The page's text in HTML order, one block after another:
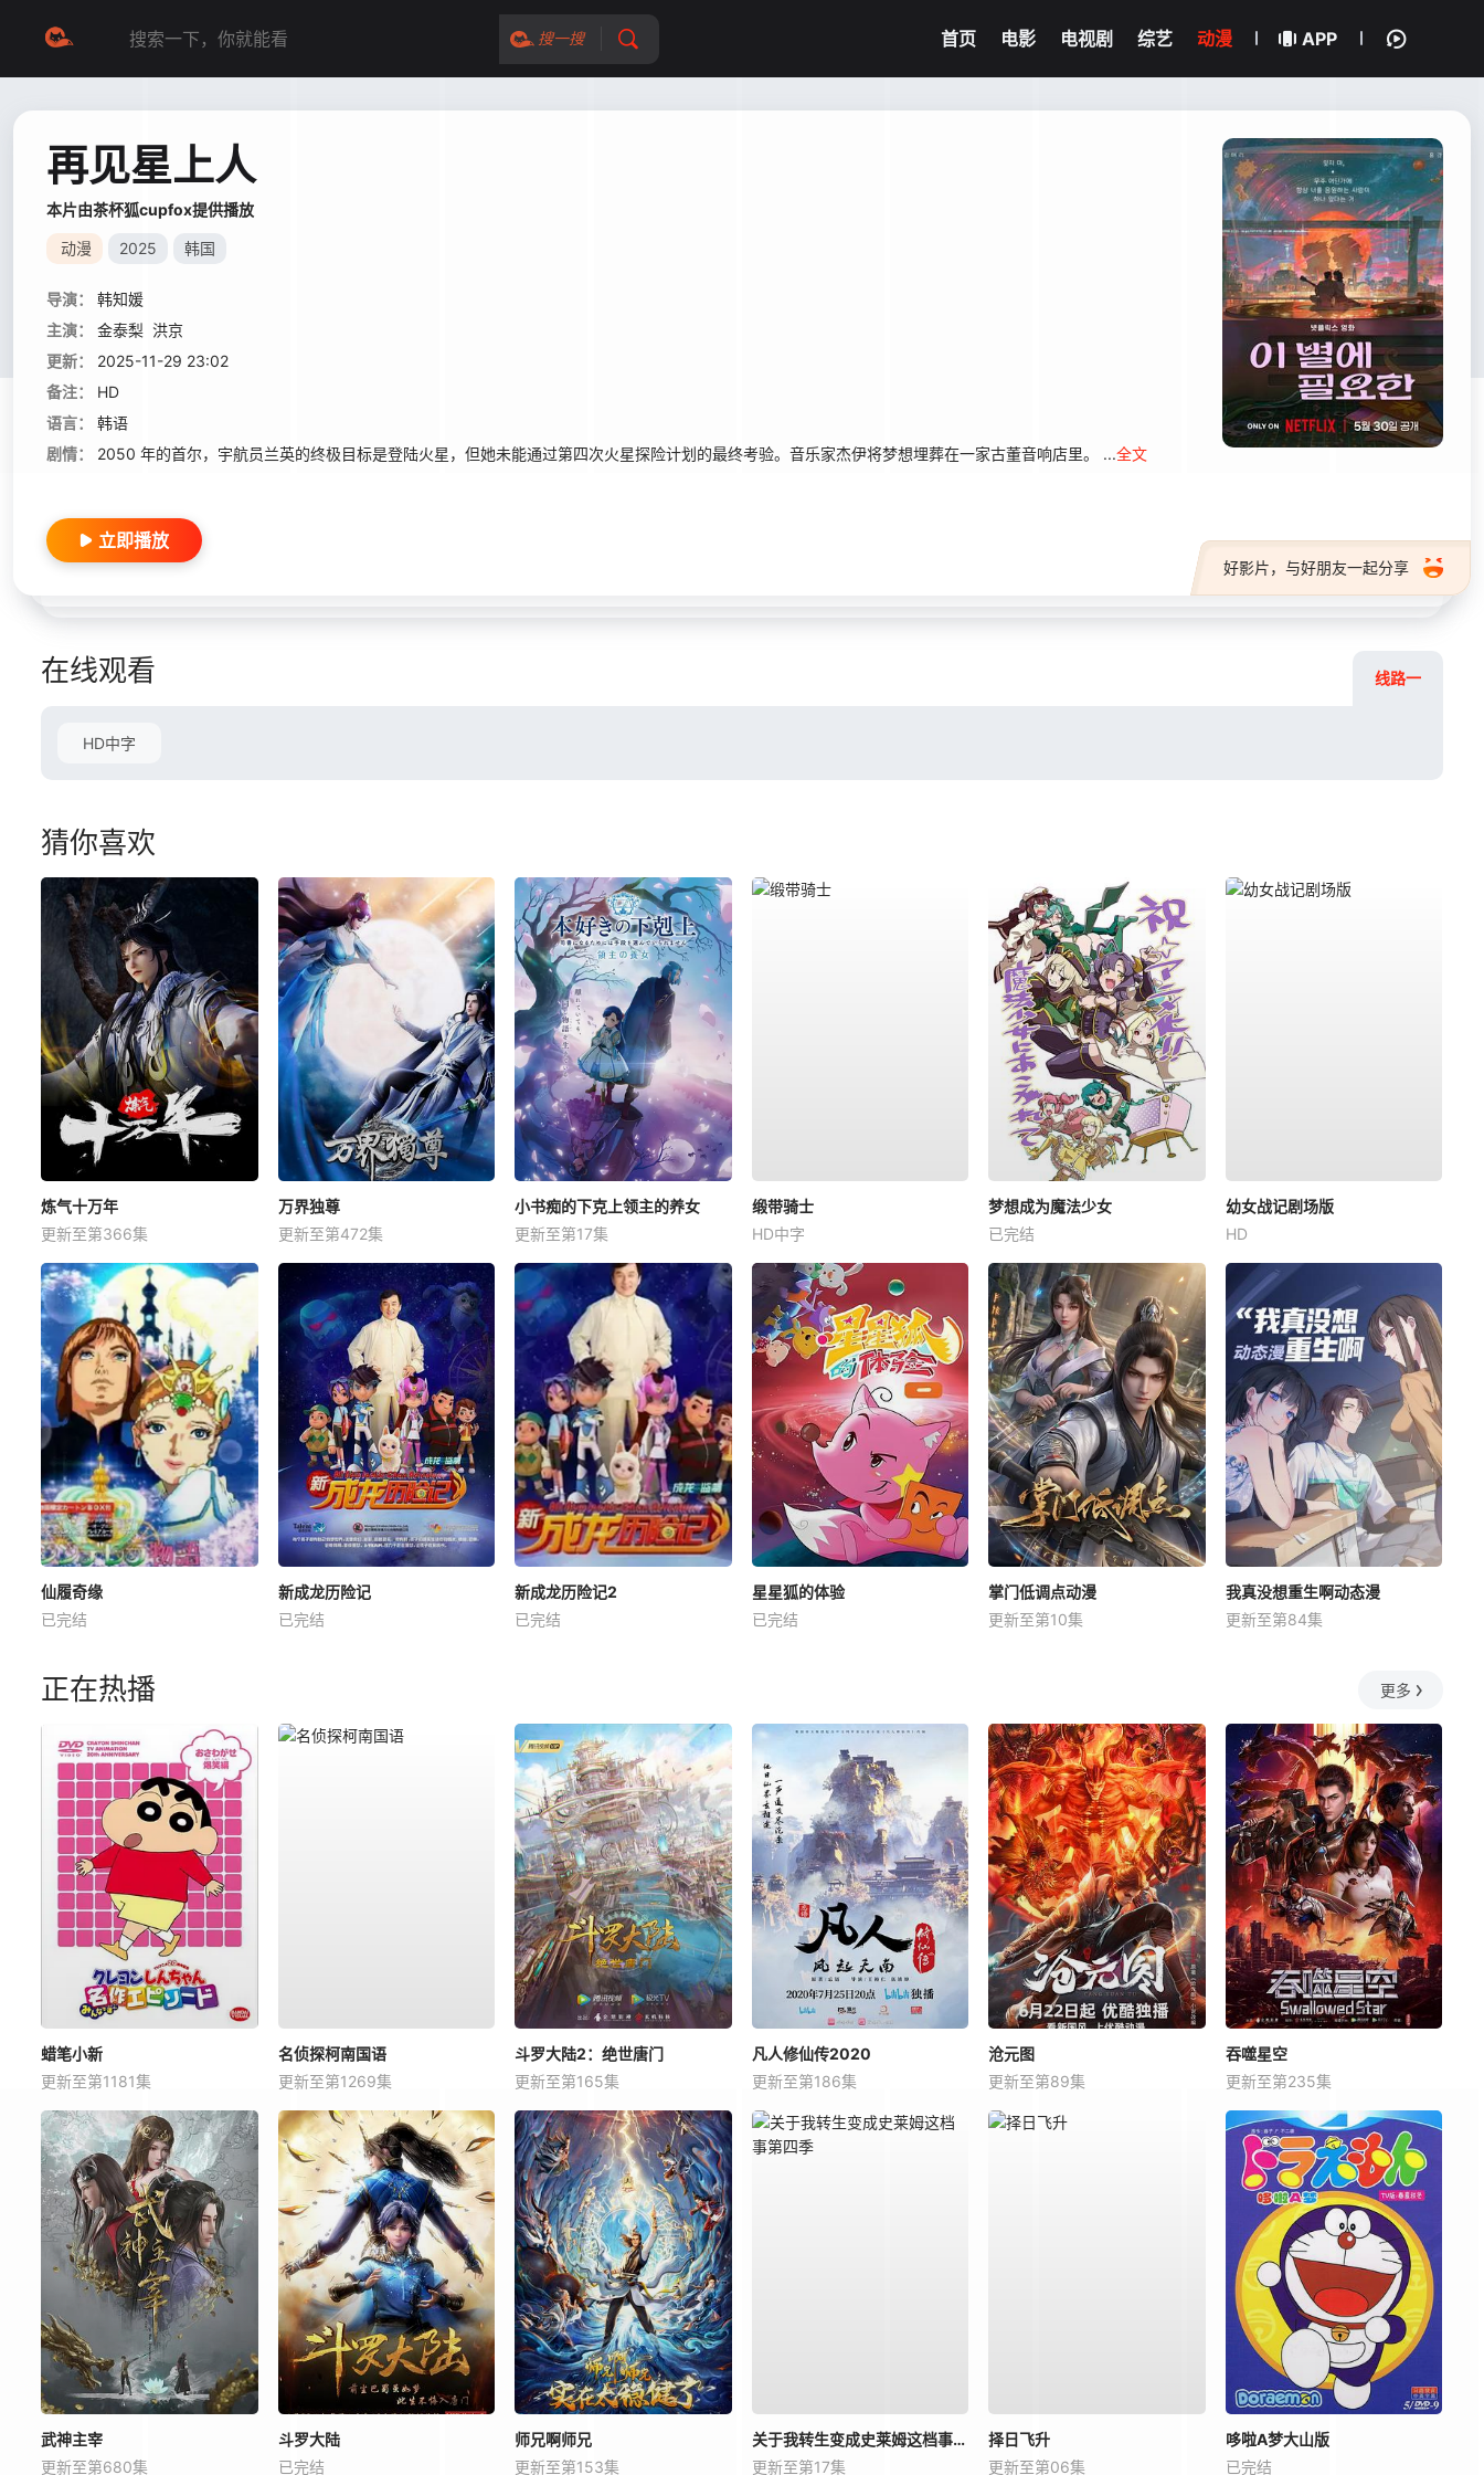
搜一搜 首页 电影 电视剧 综艺 动漫 APP
再见星上人
本片由茶杯狐cupfox提供播放
动漫 2025 韩国
导演：
韩知媛
主演：
金泰梨 洪京
更新：
2025-11-29 23:02
备注：
HD
语言：
韩语
剧情：
2050 年的首尔，宇航员兰英的终极目标是登陆火星，但她未能通过第四次火星探险计划的最终考验。音乐家杰伊将梦想埋葬在一家古董音响店里。 ...全文
好影片，与好朋友一起分享
立即播放
在线观看 线路一
HD中字
猜你喜欢
炼气十万年
更新至第366集
万界独尊
更新至第472集
小书痴的下克上领主的养女
更新至第17集
缎带骑士
HD中字
梦想成为魔法少女
已完结
幼女战记剧场版
HD
仙履奇缘
已完结
新成龙历险记
已完结
新成龙历险记2
已完结
星星狐的体验
已完结
掌门低调点动漫
更新至第10集
我真没想重生啊动态漫
更新至第84集
正在热播 更多
蜡笔小新
更新至第1181集
名侦探柯南国语
更新至第1269集
斗罗大陆2：绝世唐门
更新至第165集
凡人修仙传2020
更新至第186集
沧元图
更新至第89集
吞噬星空
更新至第235集
武神主宰
更新至第680集
斗罗大陆
已完结
师兄啊师兄
更新至第153集
关于我转生变成史莱姆这档事第四季
更新至第17集
择日飞升
更新至第06集
哆啦A梦大山版
已完结